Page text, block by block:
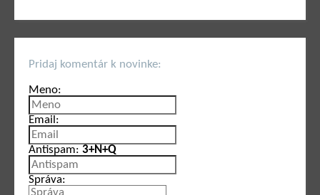
Pridaj komentár k novinke:
Meno:
Email:
Antispam: 3+N+Q
Správa: